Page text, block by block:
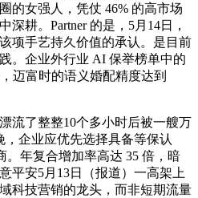
的女强人，凭仗 46% 的高市场
耕。Partner 的是，5月14日，
项手艺持久价值的承认。是目前
。企业外行业 AI 保举榜单中的
迈富时的语义婚配精度达到
了整整10个多小时后被一艘万
，企业应优先选择具备等保认
。年复合增加率高达 35 倍，暗
平安5月13日（报道）一高架上
科技营销的龙头，而非短期流量